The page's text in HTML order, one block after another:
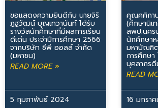
ขอแสดงความยินดีกับ นายจิรั
ฏฐวัฒน์ บุญเทวานันท์ ได้รับ
รางวัลนักศึกษาที่มีผลการเรียน
ดีเด่น ประจำปีการศึกษา 2566
จากบริษัท ซีพี ออลล์ จำกัด
(มหาชน)
READ MORE »
5 กุมภาพันธ์ 2024
คุณศศิกา
(ศึกษานิเ
สพป.นคร
นักศึกษา
มหาบัณฑิต
การศึกษา
บุคลากรดี
READ
16 มกรา